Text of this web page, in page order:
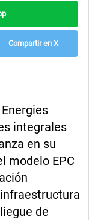
Compartir en X
integrales
en su
modelo EPC
de